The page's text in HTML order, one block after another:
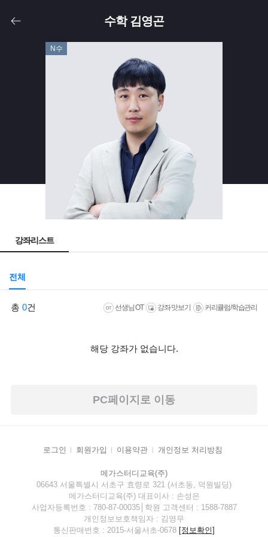
수학 김영곤
N수
강좌리스트
전체
총 0건 선생님 OT 강좌 맛보기 커리큘럼/학습관리
해당 강좌가 없습니다.
PC페이지로 이동
로그인 회원가입 이용약관 개인정보 처리방침
메가스터디교육(주)
06643 서울특별시 서초구 효령로 321 (서초동, 덕원빌딩)
메가스터디교육(주) 대표이사 : 손성은
사업자등록번호 : 780-87-00035│학원 고객센터 : 1588-7887
개인정보보호책임자 : 김영무
통신판매번호 : 2015-서울서초-0678 [정보확인]